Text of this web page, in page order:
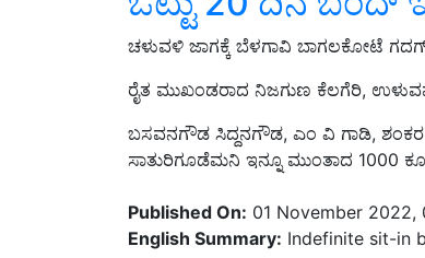
ಚಳುವಳಿ ಜಾಗಕ್ಕೆ ಬೆಳಗಾವಿ ಬಾಗಲಕೋಟೆ
ರೈತ ಮುಖಂಡರಾದ ನಿಜಗುಣ ಕೆಲಗೆರಿ,
ಬಸವನಗೌಡ ಸಿದ್ದನಗೌಡ, ಎಂ ವಿ ಗಾಡಿ, ಶಂಕರ
ಸಾತುರಿಗೂಡೆಮನಿ ಇನ್ನೂ ಮುಂತಾದ 1000
English Summary:Indefinite sit-in